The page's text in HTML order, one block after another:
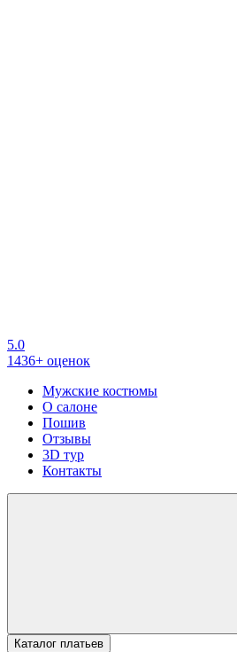
5.0
1436+ оценок
Мужские костюмы
О салоне
Пошив
Отзывы
3D тур
Контакты
Каталог платьев